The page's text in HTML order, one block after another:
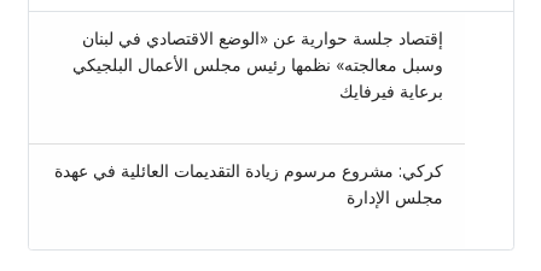
إقتصاد جلسة حوارية عن «الوضع الاقتصادي في لبنان
وسبل معالجته» نظمها رئيس مجلس الأعمال البلجيكي
برعاية فيرفايك
كركي: مشروع مرسوم زيادة التقديمات العائلية في عهدة
مجلس الإدارة